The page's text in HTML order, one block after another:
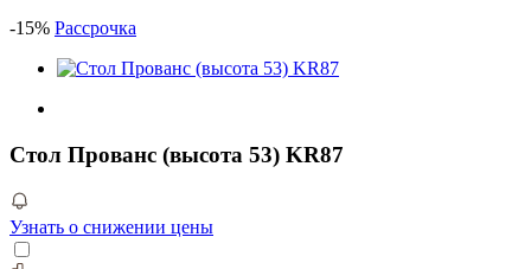
-15% Рассрочка
Стол Прованс (высота 53) KR87
Узнать о снижении цены